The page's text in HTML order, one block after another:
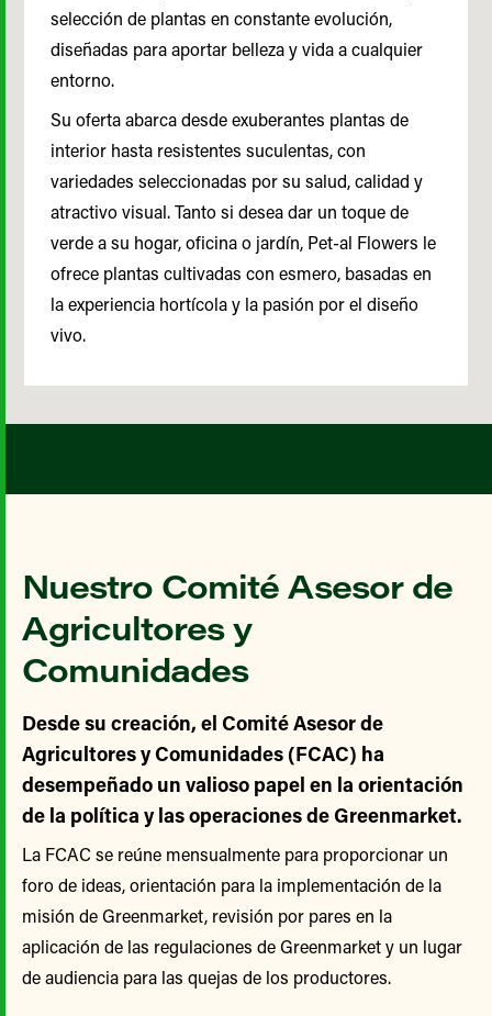
Nuestro Comité Asesor de
Agricultores y
Comunidades
Desde su creación, el Comité Asesor de
Agricultores y Comunidades (FCAC) ha
desempeñado un valioso papel en la orientación
de la política y las operaciones de Greenmarket.
La FCAC se reúne mensualmente para proporcionar un
foro de ideas, orientación para la implementación de la
misión de Greenmarket, revisión por pares en la
aplicación de las regulaciones de Greenmarket y un lugar
de audiencia para las quejas de los productores.
selección de plantas en constante evolución,
diseñadas para aportar belleza y vida a cualquier
entorno.
Su oferta abarca desde exuberantes plantas de
interior hasta resistentes suculentas, con
variedades seleccionadas por su salud, calidad y
atractivo visual. Tanto si desea dar un toque de
verde a su hogar, oficina o jardín, Pet-al Flowers le
ofrece plantas cultivadas con esmero, basadas en
la experiencia hortícola y la pasión por el diseño
vivo.